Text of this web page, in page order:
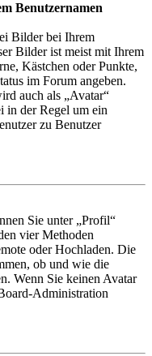
Benutzernamen
Bilder bei Ihrem
Bilder ist meist mit Ihrem
Kästchen oder Punkte,
im Forum angeben.
auch als „Avatar“
in der Regel um ein
zu Benutzer
Sie unter „Profil“
vier Methoden
oder Hochladen. Die
ob und wie die
Wenn Sie keinen Avatar
Administration